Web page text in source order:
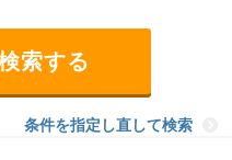
条件を指定し直して検索